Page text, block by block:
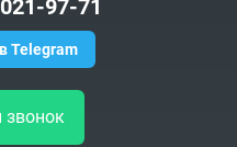
97-71
Telegram